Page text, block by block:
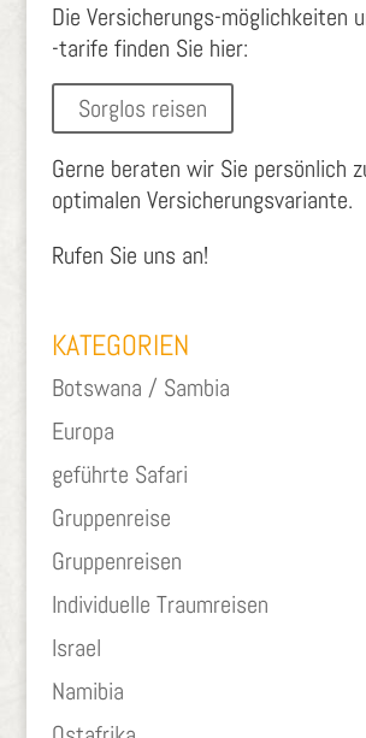
Die Versicherungs-möglichkeiten
-tarife finden Sie hier:
Sorglos reisen
Gerne beraten wir Sie persönlich
optimalen Versicherungsvariante.
Rufen Sie uns an!
KATEGORIEN
Botswana / Sambia
Europa
geführte Safari
Gruppenreise
Gruppenreisen
Individuelle Traumreisen
Israel
Namibia